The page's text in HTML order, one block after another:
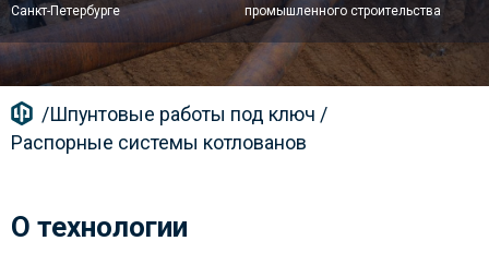
Санкт-Петербурге
промышленного строительства
/Шпунтовые работы под ключ /
Распорные системы котлованов
О технологии